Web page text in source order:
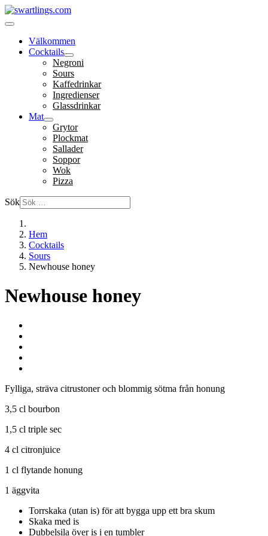
Välkommen
Cocktails
Negroni
Sours
Kaffedrinkar
Ingredienser
Glassdrinkar
Mat
Grytor
Plockmat
Sallader
Soppor
Wok
Pizza
Sök
Hem
Cocktails
Sours
Newhouse honey
Newhouse honey
Fylliga, sträva citrustoner och blommig sötma från honung
3,5 cl bourbon
1,5 cl triple sec
4 cl citronjuice
1 cl flytande honung
1 äggvita
Torrskaka (utan is) för att bygga upp ett bra skum
Skaka med is
Dubbelsila över is i en tumbler